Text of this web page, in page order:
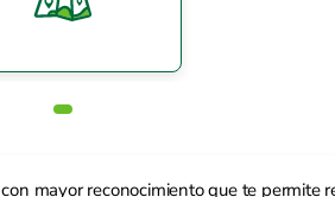
mayor reconocimiento que te permite